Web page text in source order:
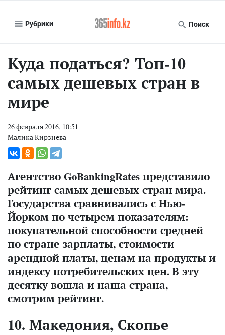
Рубрики Поиск
Куда податься? Топ-10
самых дешевых стран в
мире
26 февраля 2016, 10:51
Малика Кирзнева
Агентство GoBankingRates представило
рейтинг самых дешевых стран мира.
Государства сравнивались с Нью-
Йорком по четырем показателям:
покупательной способности средней
по стране зарплаты, стоимости
арендной платы, ценам на продукты и
индексу потребительских цен. В эту
десятку вошла и наша страна,
смотрим рейтинг.
10. Македония, Скопье